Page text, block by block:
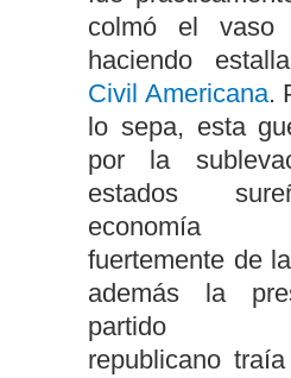
colmó el
haciendo
Civil Americana.
lo sepa, esta
por la
estados
economía
fuertemente de
además la
partido
republicano